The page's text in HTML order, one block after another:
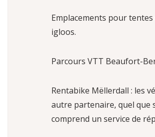
Emplacements pour
igloos.
Parcours VTT Beaufort-
Rentabike Mëllerdall : les
autre partenaire, quel que
comprend un service de